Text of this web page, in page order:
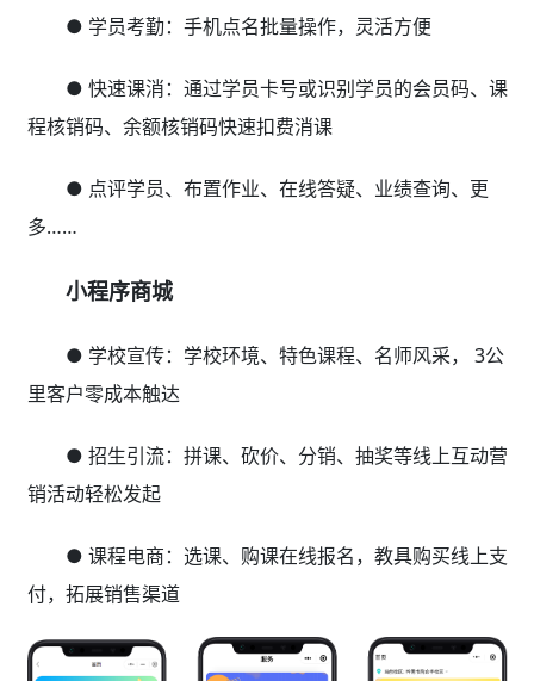
● 学员考勤：手机点名批量操作，灵活方便
● 快速课消：通过学员卡号或识别学员的会员码、课
程核销码、余额核销码快速扣费消课
● 点评学员、布置作业、在线答疑、业绩查询、更
多……
小程序商城
● 学校宣传：学校环境、特色课程、名师风采， 3公
里客户零成本触达
● 招生引流：拼课、砍价、分销、抽奖等线上互动营
销活动轻松发起
● 课程电商：选课、购课在线报名，教具购买线上支
付，拓展销售渠道